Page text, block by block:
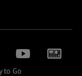
to Go